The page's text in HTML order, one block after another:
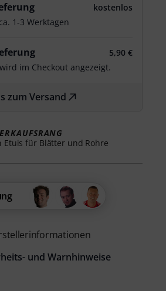
kostenlos
1-3 Werktagen
5,90 €
im Checkout angezeigt.
zum Versand
Etuis für Blätter und Rohre
und Warnhinweise